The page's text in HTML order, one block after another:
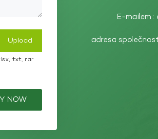
txt, rar
NOW
E-mailem :
adresa